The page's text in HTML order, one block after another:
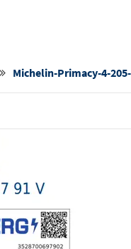
Michelin-Primacy-4-205-55-R17-91v-